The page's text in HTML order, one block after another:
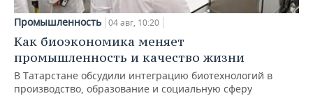
Промышленность 04 авг, 10:20
Как биоэкономика меняет
промышленность и качество жизни
В Татарстане обсудили интеграцию биотехнологий в
производство, образование и социальную сферу